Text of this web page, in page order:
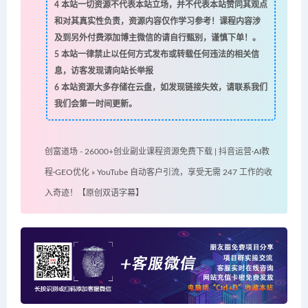
4本站一切资源不代表本站立场，并不代表本站赞同其观点
和对其真实性负责，资源内容仅作学习参考！课程内容涉
及到另外付费添加博主微信的请自行甄别，谨慎下单！。
5本站一律禁止以任何方式发布或转载任何违法的相关信
息，访客发现请向站长举报
6本站资源大多存储在云盘，如发现链接失效，请联系我们
我们会第一时间更新。
创富道场 - 26000+创业副业课程资源免费下载 | 抖音运营·AI教
程·GEO优化 » YouTube 自动客户引流，享受无需 247 工作的收
入奇迹！【原创双语字幕】